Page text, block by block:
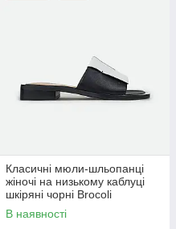
Класичні мюли-шльопанці
жіночі на низькому каблуці
шкіряні чорні Brocoli
B59600N-4985 р.36
В наявності